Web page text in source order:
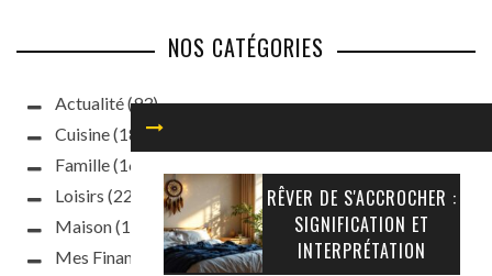
RÊVER DE S'ACCROCHER :
SIGNIFICATION ET
INTERPRÉTATION
NOS CATÉGORIES
Actualité(93)
Cuisine(187)
Famille(160)
Loisirs (220)
Maison(188)
Mes Finances
(63)